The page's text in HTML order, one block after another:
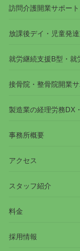
訪問介護開業サポート
放課後デイ・児童発
就労継続支援B型・就
接骨院・整骨院開業サ
製造業の経理労務DX
事務所概要
アクセス
スタッフ紹介
料金
採用情報